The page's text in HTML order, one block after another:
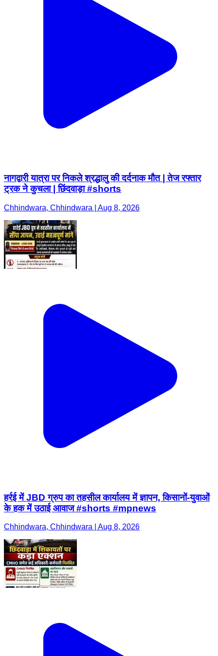
नागद्वारी यात्रा पर निकले श्रद्धालु की दर्दनाक मौत | तेज रफ्तार
ट्रक ने कुचला | छिंदवाड़ा #shorts
Chhindwara, Chhindwara | Aug 8, 2026
हर्रई में JBD ग्रुप का तहसील कार्यालय में ज्ञापन, किसानों-युवाओं
के हक में उठाई आवाज #shorts #mpnews
Chhindwara, Chhindwara | Aug 8, 2026